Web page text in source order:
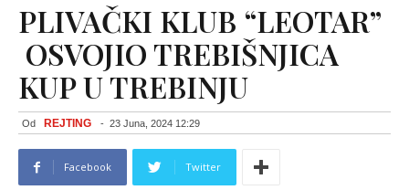
PLIVAČKI KLUB “LEOTAR”
OSVOJIO TREBIŠNJICA
KUP U TREBINJU
Od REJTING - 23 Juna, 2024 12:29
Facebook Twitter